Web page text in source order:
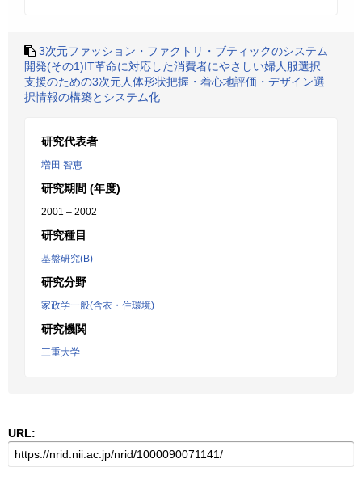
3次元ファッション・ファクトリ・ブティックのシステム
開発(その1)IT革命に対応した消費者にやさしい婦人服選択
支援のための3次元人体形状把握・着心地評価・デザイン選
択情報の構築とシステム化
研究代表者
増田 智恵
研究期間 (年度)
2001 – 2002
研究種目
基盤研究(B)
研究分野
家政学一般(含衣・住環境)
研究機関
三重大学
URL: